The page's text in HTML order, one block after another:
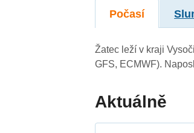
Počasí
Žatec leží v kraji
GFS, ECMWF).
Aktuálně